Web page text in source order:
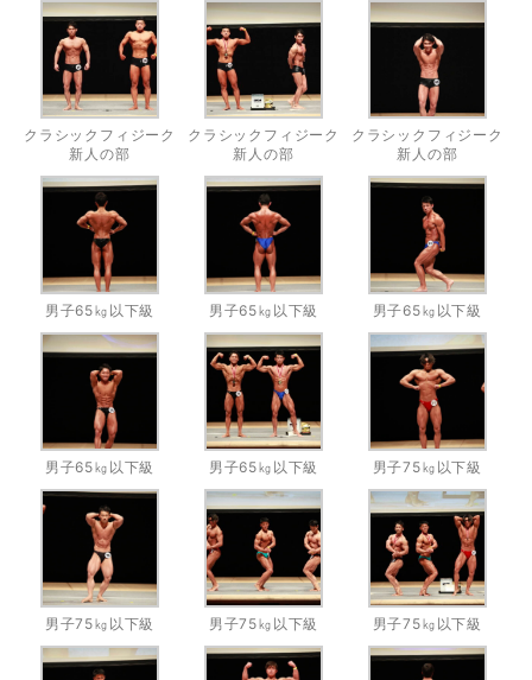
クラシックフィジーク
新人の部
クラシックフィジーク
新人の部
クラシックフィジーク
新人の部
男子65㎏以下級 男子65㎏以下級 男子65㎏以下級
男子65㎏以下級 男子65㎏以下級 男子75㎏以下級
男子75㎏以下級 男子75㎏以下級 男子75㎏以下級